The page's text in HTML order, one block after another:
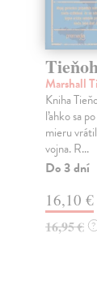
Marshall
Kniha
ľahko sa
mieru
vojna. R...
Do 3 dní
16,10 €
16,95 € ?